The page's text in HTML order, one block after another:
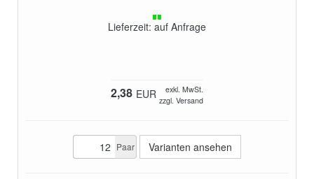
Lieferzeit: auf Anfrage
2,38 EUR
exkl. MwSt.
zzgl. Versand
Paar Varianten ansehen